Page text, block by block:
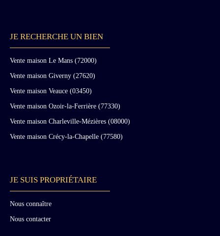
JE RECHERCHE UN BIEN
Vente maison Le Mans (72000)
Vente maison Giverny (27620)
Vente maison Veauce (03450)
Vente maison Ozoir-la-Ferrière (77330)
Vente maison Charleville-Mézières (08000)
Vente maison Crécy-la-Chapelle (77580)
JE SUIS PROPRIÉTAIRE
Nous connaître
Nous contacter